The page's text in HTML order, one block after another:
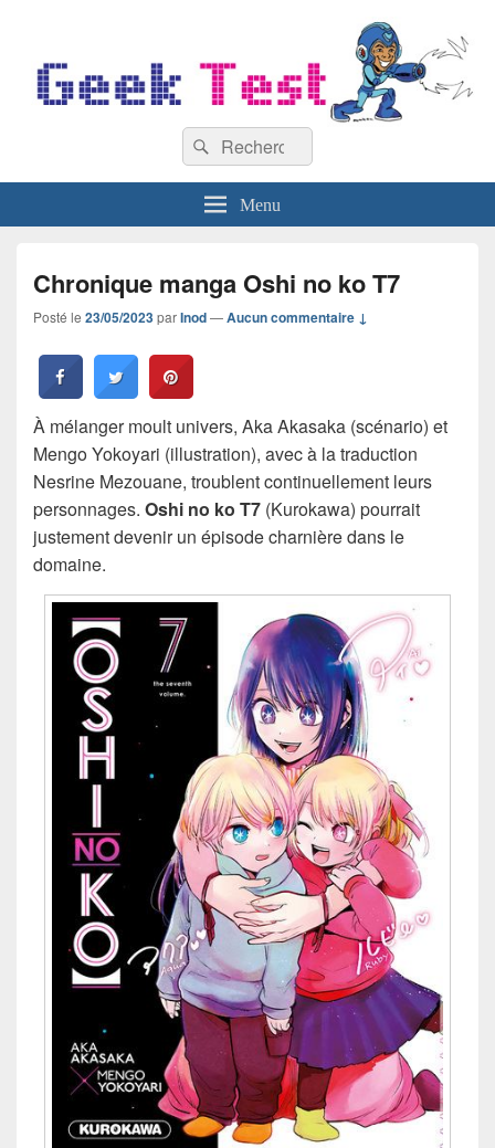
Recherche :
Rechercher
Menu
Chronique manga Oshi no ko T7
Posté le 23/05/2023parInod—Aucun commentaire ↓
À mélanger moult univers, Aka Akasaka (scénario) et
Mengo Yokoyari (illustration), avec à la traduction
Nesrine Mezouane, troublent continuellement leurs
personnages. Oshi no ko T7 (Kurokawa) pourrait
justement devenir un épisode charnière dans le
domaine.